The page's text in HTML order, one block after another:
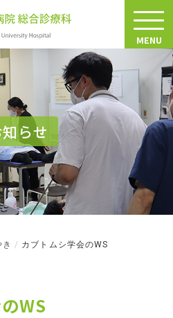
MENU
らせ
/ カブトムシ学会のWS
WS